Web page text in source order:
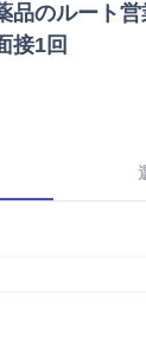
品のルート
接1回